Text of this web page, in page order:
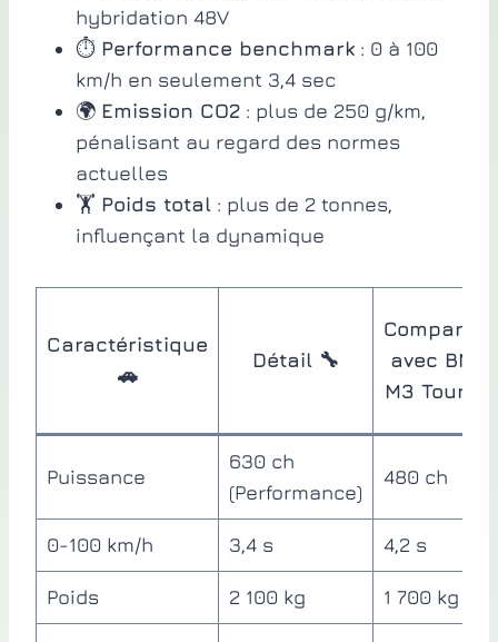
hybridation 48V
⏱️ Performance benchmark : 0 à 100
km/h en seulement 3,4 sec
🌍 Emission CO2 : plus de 250 g/km,
pénalisant au regard des normes
actuelles
🏋️ Poids total : plus de 2 tonnes,
influençant la dynamique
Caractéristique
🚗
Détail 🔧
Comparatif
avec BMW
M3 Touring
Puissance
630 ch
(Performance)
480 ch
0-100 km/h 3,4 s 4,2 s
Poids 2 100 kg 1 700 kg